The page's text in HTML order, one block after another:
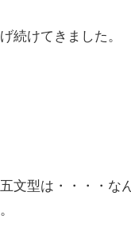
続けてきました。
文型は・・・・なん